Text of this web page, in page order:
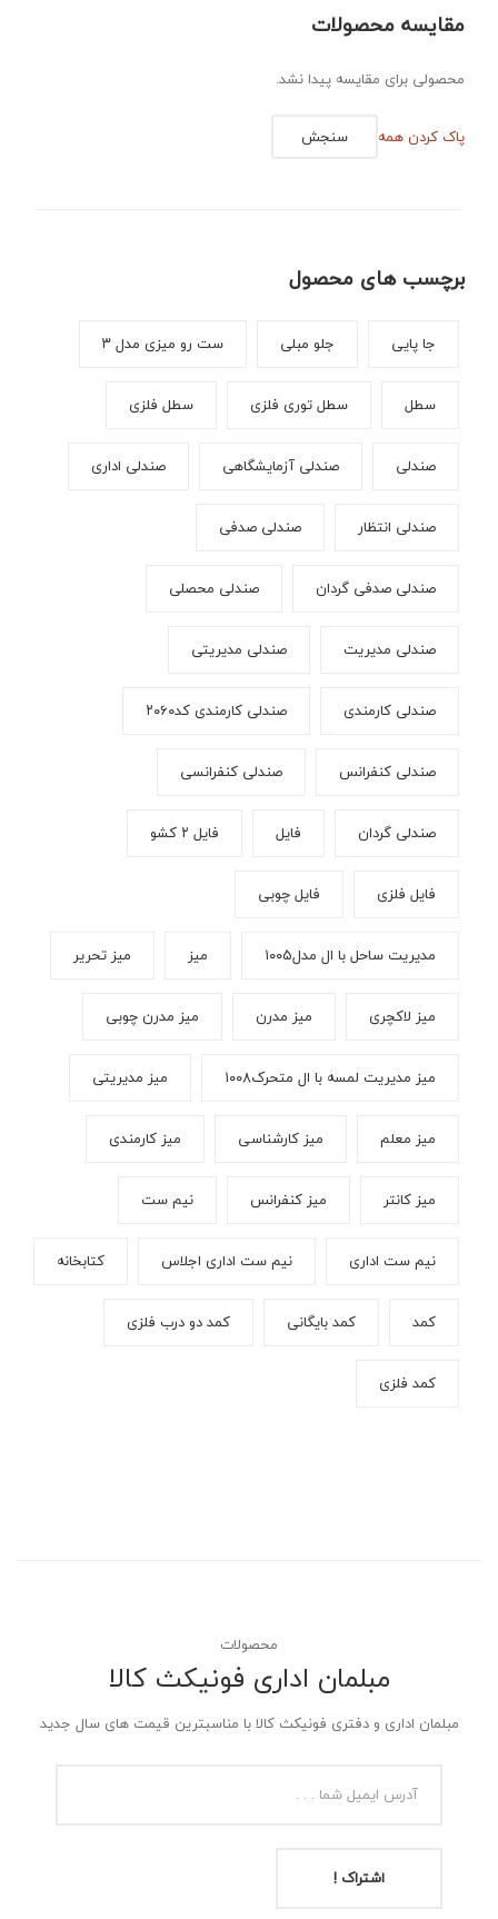
مقایسه محصولات
محصولی برای مقایسه پیدا نشد.
پاک کردن همه سنجش
برچسب های محصول
جا پایی جلو مبلی ست رو میزی مدل ۳
سطل سطل توری فلزی سطل فلزی
صندلی صندلی آزمایشگاهی صندلی اداری
صندلی انتظار صندلی صدفی
صندلی صدفی گردان صندلی محصلی
صندلی مدیریت صندلی مدیریتی
صندلی کارمندی صندلی کارمندی کد۲۰۶۰
صندلی کنفرانس صندلی کنفرانسی
صندلی گردان فایل فایل ۲ کشو
فایل فلزی فایل چوبی
مدیریت ساحل با ال مدل۱۰۰۵ میز میز تحریر
میز لاکچری میز مدرن میز مدرن چوبی
میز مدیریت لمسه با ال متحرک۱۰۰۸ میز مدیریتی
میز معلم میز کارشناسی میز کارمندی
میز کانتر میز کنفرانس نیم ست
نیم ست اداری نیم ست اداری اجلاس کتابخانه
کمد کمد بایگانی کمد دو درب فلزی
کمد فلزی
محصولات
مبلمان اداری فونیکث کالا
مبلمان اداری و دفتری فونیکث کالا با مناسبترین قیمت های سال جدید
اشتراک !